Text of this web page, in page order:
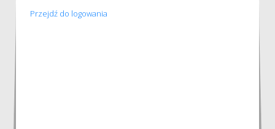
Przejdź do logowania